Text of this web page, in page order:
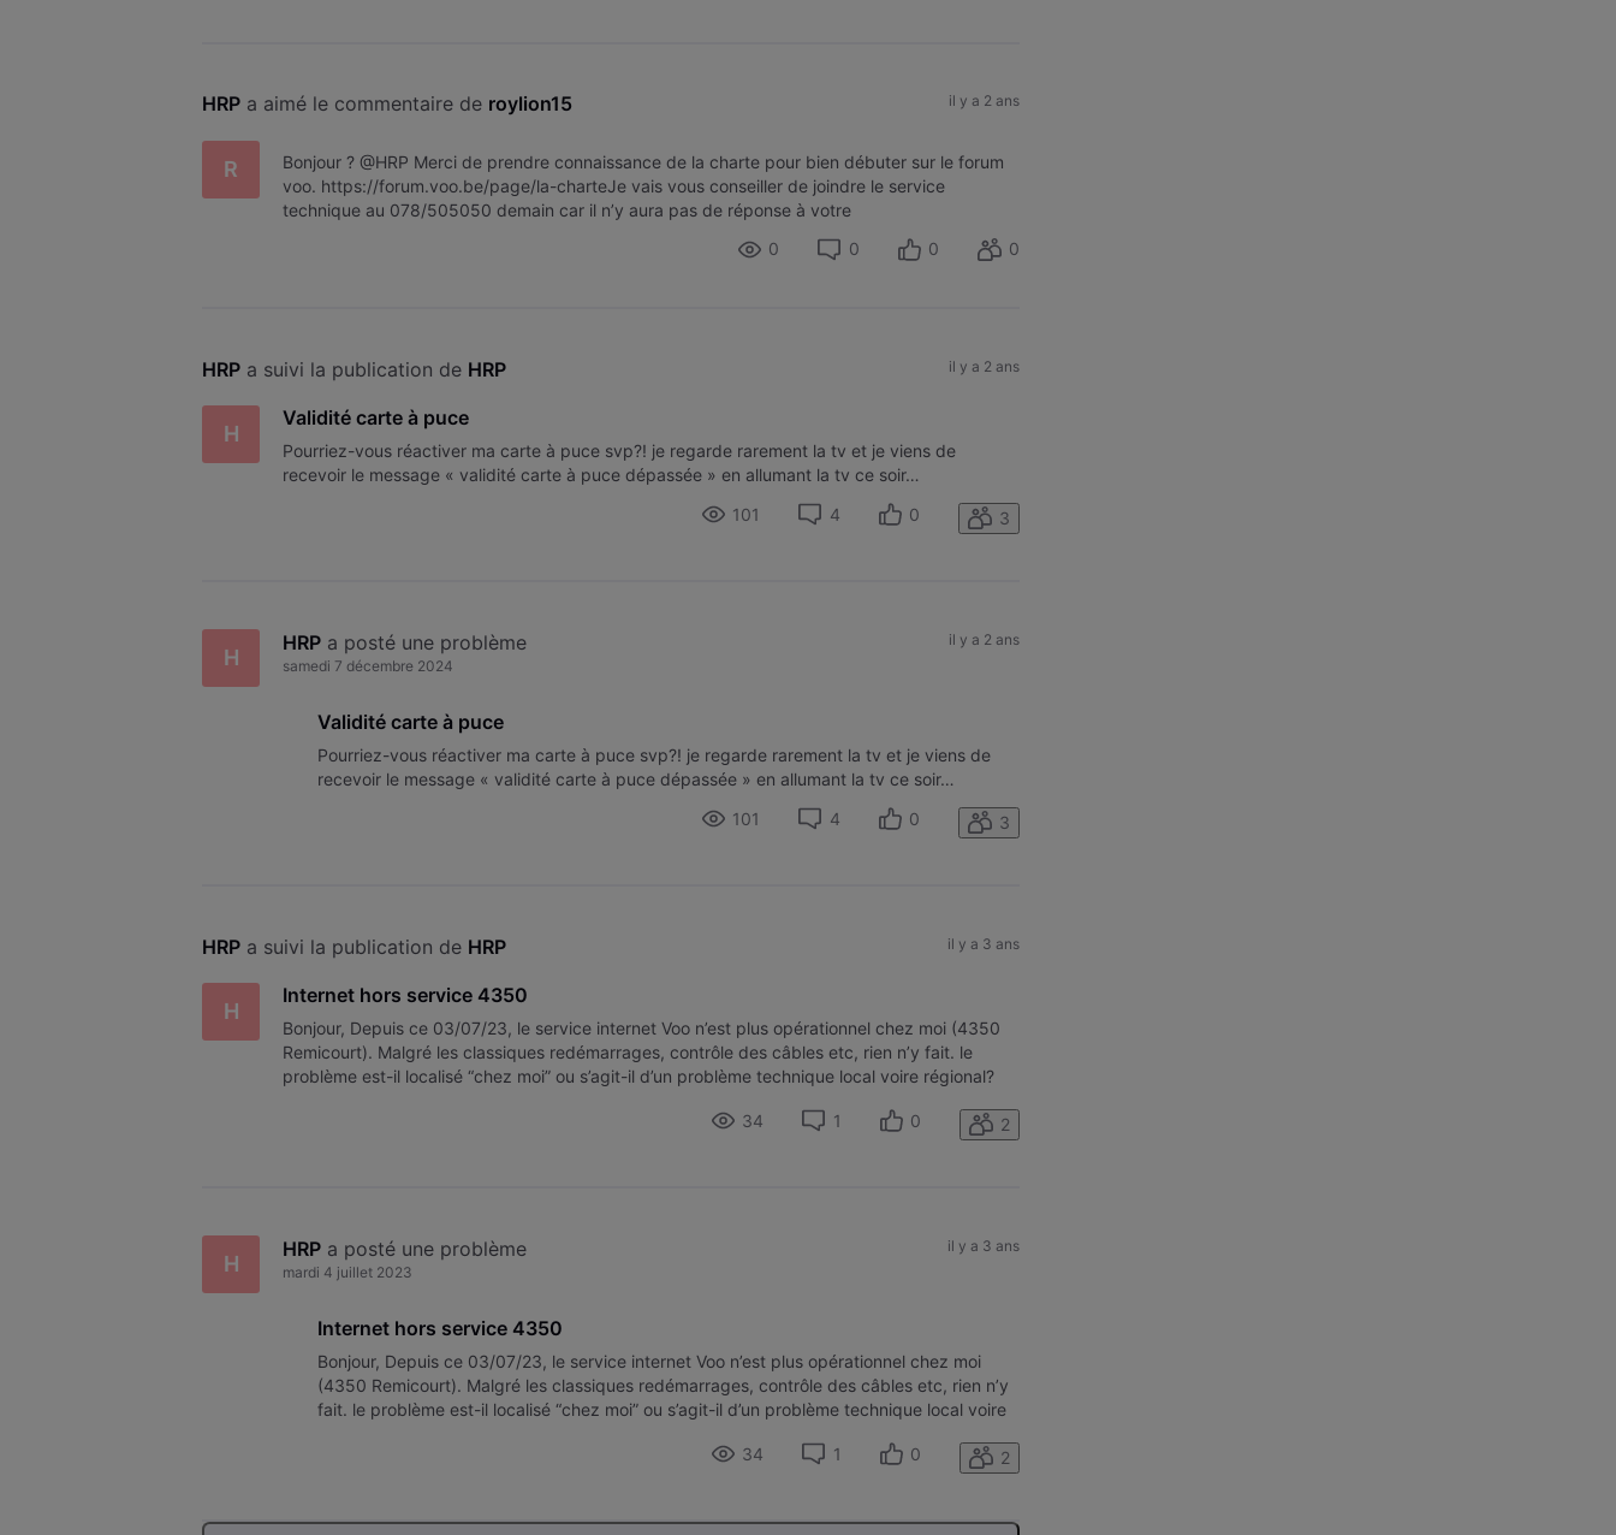
HRP a aimé le commentaire de roylion15 il y a 2 ans
R
Bonjour ? @HRP Merci de prendre connaissance de la charte pour bien débuter sur le forum
voo. https://forum.voo.be/page/la-charteJe vais vous conseiller de joindre le service
technique au 078/505050 demain car il n’y aura pas de réponse à votre
0
0 0 0
HRP a suivi la publication de HRP il y a 2 ans
H
Validité carte à puce
Pourriez-vous réactiver ma carte à puce svp?! je regarde rarement la tv et je viens de
recevoir le message « validité carte à puce dépassée » en allumant la tv ce soir…
101
4 0 3
H
HRP a posté une problème
samedi 7 décembre 2024
il y a 2 ans
Validité carte à puce
Pourriez-vous réactiver ma carte à puce svp?! je regarde rarement la tv et je viens de
recevoir le message « validité carte à puce dépassée » en allumant la tv ce soir…
101
4 0 3
HRP a suivi la publication de HRP il y a 3 ans
H
Internet hors service 4350
Bonjour, Depuis ce 03/07/23, le service internet Voo n’est plus opérationnel chez moi (4350
Remicourt). Malgré les classiques redémarrages, contrôle des câbles etc, rien n’y fait. le
problème est-il localisé “chez moi” ou s’agit-il d’un problème technique local voire régional?
34
1 0 2
H
HRP a posté une problème
mardi 4 juillet 2023
il y a 3 ans
Internet hors service 4350
Bonjour, Depuis ce 03/07/23, le service internet Voo n’est plus opérationnel chez moi
(4350 Remicourt). Malgré les classiques redémarrages, contrôle des câbles etc, rien n’y
fait. le problème est-il localisé “chez moi” ou s’agit-il d’un problème technique local voire
34
1 0 2